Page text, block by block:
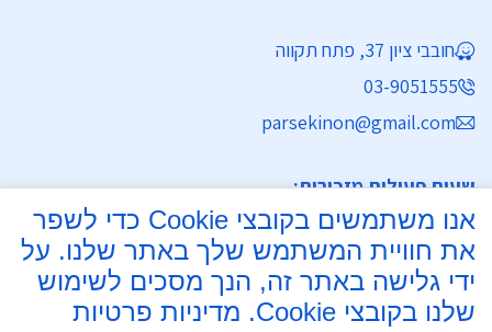
חובבי ציון 37, פתח תקווה
03-9051555
parsekinon@gmail.com
שעות פעילות מזכירות:
ימים א' - ה' 8:30 - 16:30
מחלקת נישואין
אנו משתמשים בקובצי Cookie כדי לשפר
את חוויית המשתמש שלך באתר שלנו. על
ידי גלישה באתר זה, הנך מסכים לשימוש
שלנו בקובצי Cookie.
מדיניות פרטיות